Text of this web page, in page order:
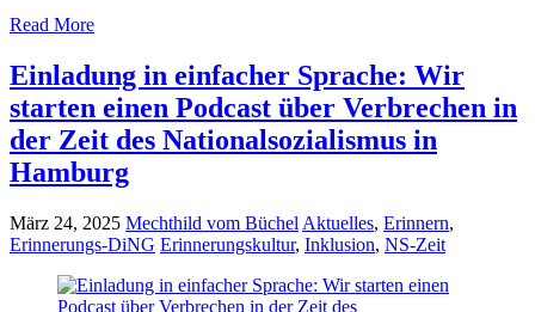
Read More
Einladung in einfacher Sprache: Wir
starten einen Podcast über Verbrechen in
der Zeit des Nationalsozialismus in
Hamburg
März 24, 2025 Mechthild vom Büchel Aktuelles, Erinnern,
Erinnerungs-DiNG Erinnerungskultur, Inklusion, NS-Zeit